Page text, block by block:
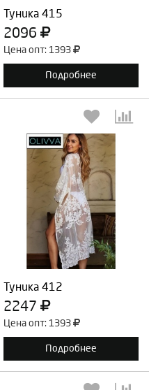
Туника 415
2096
Цена опт: 1393
Подробнее
Туника 412
2247
Цена опт: 1393
Подробнее
Выберите количество:
Продолжить Отмена